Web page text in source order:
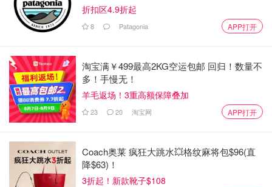
二楼还有很多空间展示区：
折扣区4.9折起
8 Patagonia APP打开
淘宝满￥499最高2KG空运包邮 回归！数量不
多！手慢无！
羊毛返场！3重高额保障叠加
23 20 淘宝网 APP打开
Coach奥莱 疯狂大跳水💥格纹麻将包$96(直
降$63)！
3折起！新款靴子$108